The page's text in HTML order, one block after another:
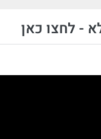
- לחצו כאן